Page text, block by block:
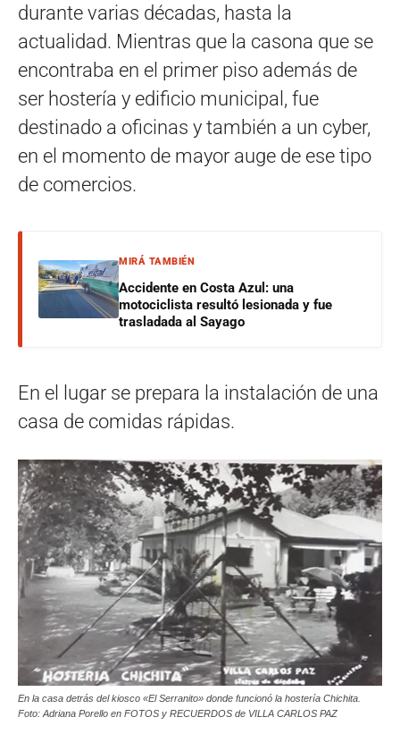
durante varias décadas, hasta la
actualidad. Mientras que la casona que se
encontraba en el primer piso además de
ser hostería y edificio municipal, fue
destinado a oficinas y también a un cyber,
en el momento de mayor auge de ese tipo
de comercios.
MIRÁ TAMBIÉN
Accidente en Costa Azul: una
motociclista resultó lesionada y fue
trasladada al Sayago
En el lugar se prepara la instalación de una
casa de comidas rápidas.
En la casa detrás del kiosco «El Serranito» donde funcionó la hostería Chichita.
Foto: Adriana Porello‎ en FOTOS y RECUERDOS de VILLA CARLOS PAZ